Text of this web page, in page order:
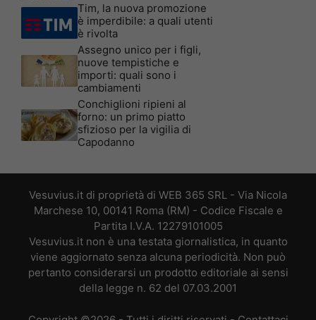
Tim, la nuova promozione
è imperdibile: a quali utenti
è rivolta
Assegno unico per i figli,
nuove tempistiche e
importi: quali sono i
cambiamenti
Conchiglioni ripieni al
forno: un primo piatto
sfizioso per la vigilia di
Capodanno
Vesuvius.it di proprietà di WEB 365 SRL - Via Nicola
Marchese 10, 00141 Roma (RM) - Codice Fiscale e
Partita I.V.A. 12279101005
Vesuvius.it non è una testata giornalistica, in quanto
viene aggiornato senza alcuna periodicità. Non può
pertanto considerarsi un prodotto editoriale ai sensi
della legge n. 62 del 07.03.2001